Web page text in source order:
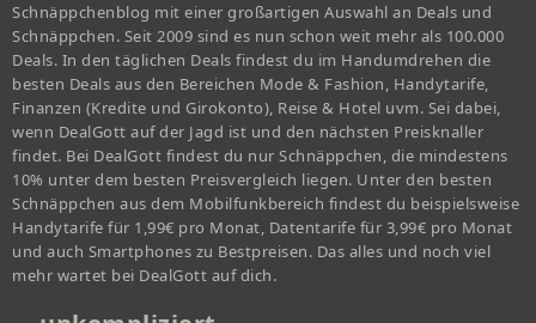
Schnäppchenblog mit einer großartigen Auswahl an Deals und
Schnäppchen. Seit 2009 sind es nun schon weit mehr als 100.000
Deals. In den täglichen Deals findest du im Handumdrehen die
besten Deals aus den Bereichen Mode & Fashion, Handytarife,
Finanzen (Kredite und Girokonto), Reise & Hotel uvm. Sei dabei,
wenn DealGott auf der Jagd ist und den nächsten Preisknaller
findet. Bei DealGott findest du nur Schnäppchen, die mindestens
10% unter dem besten Preisvergleich liegen. Unter den besten
Schnäppchen aus dem Mobilfunkbereich findest du beispielsweise
Handytarife für 1,99€ pro Monat, Datentarife für 3,99€ pro Monat
und auch Smartphones zu Bestpreisen. Das alles und noch viel
mehr wartet bei DealGott auf dich.